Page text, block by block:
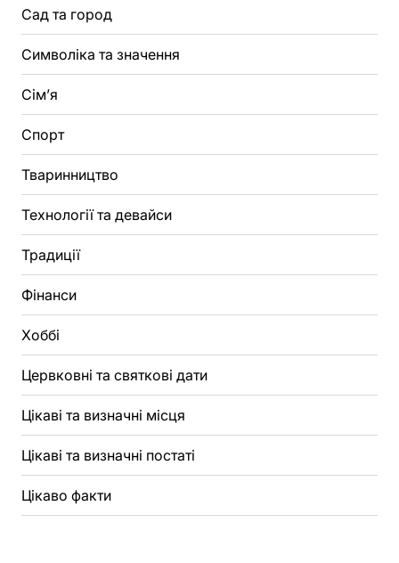
Сад та город
Символіка та значення
Сім’я
Спорт
Тваринництво
Технології та девайси
Традиції
Фінанси
Хоббі
Цервковні та святкові дати
Цікаві та визначні місця
Цікаві та визначні постаті
Цікаво факти